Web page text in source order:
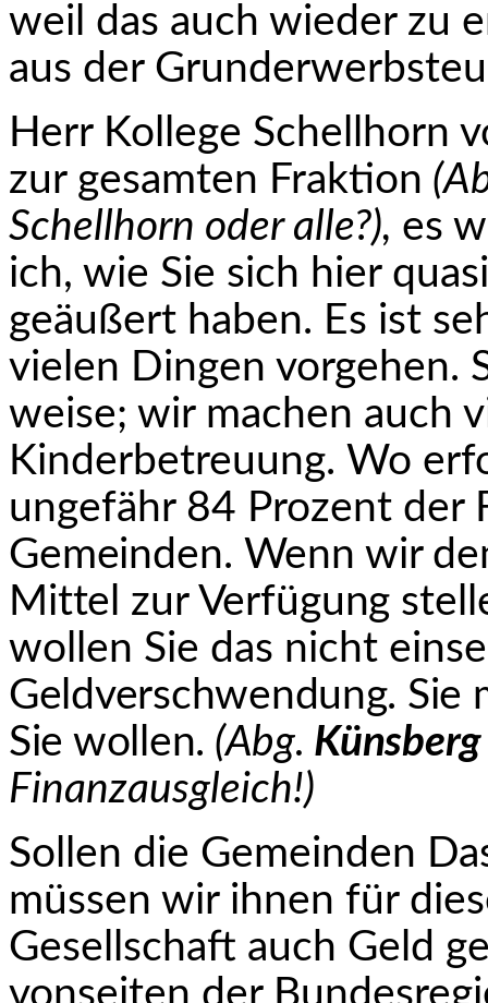
weil das auch wieder zu
aus der
Herr Kollege Schellhorn
zur gesamten Fraktion
Schellhorn oder alle?), es
ich, wie Sie sich hier
geäußert haben. Es ist
vielen Dingen
weise; wir machen auch
Kinderbetreuung. Wo
ungefähr 84 Prozent der
Gemeinden. Wenn wir
Mittel zur Verfügung
wollen Sie das nicht
Geldverschwendung. Sie
Sie wollen. (Abg. Künsberg
Finanzausgleich!)
Sollen die Gemeinden
müssen wir ihnen für
Gesellschaft auch Geld